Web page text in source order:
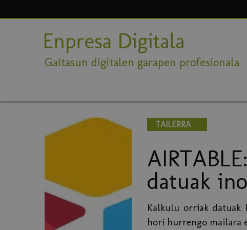
Gaitasun digitalen garapen profesionala
TAILERRA
datuak
Kalkulu orriak datuak
hori hurrengo mailara